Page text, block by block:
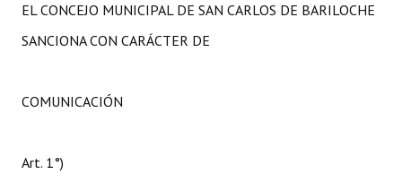
EL CONCEJO MUNICIPAL DE SAN CARLOS DE BARILOCHE
SANCIONA CON CARÁCTER DE
COMUNICACIÓN
Art. 1°)